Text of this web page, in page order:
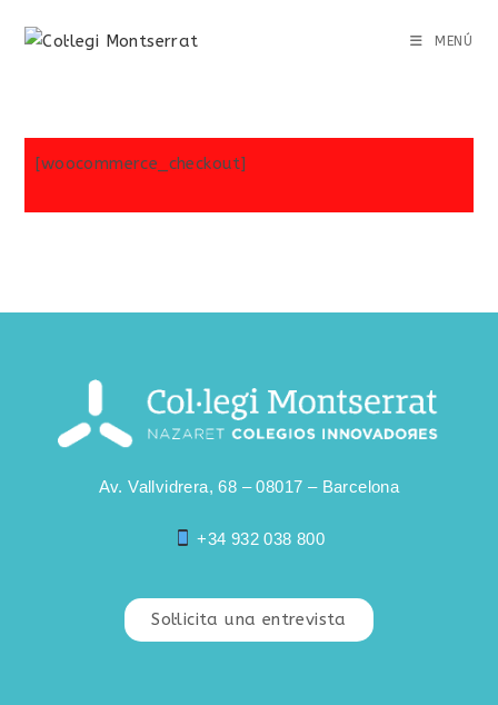
MENÚ
[woocommerce_checkout]
Av. Vallvidrera, 68 – 08017 – Barcelona
+34 932 038 800
Sol·licita una entrevista